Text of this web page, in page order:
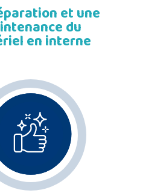
et une
du
en interne